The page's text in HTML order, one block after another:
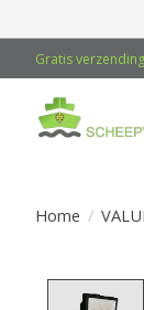
Gratis
Home /